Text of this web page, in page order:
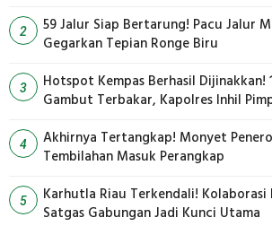
2
59 Jalur Siap Bertarung! Pacu Jalur
Gegarkan Tepian Ronge Biru
3
Hotspot Kempas Berhasil Dijinakkan!
Gambut Terbakar, Kapolres Inhil
4
Akhirnya Tertangkap! Monyet
Tembilahan Masuk Perangkap
5
Karhutla Riau Terkendali!
Satgas Gabungan Jadi Kunci Utama